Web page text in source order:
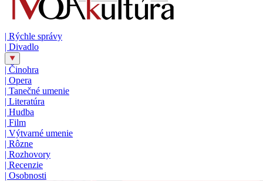
| Rýchle správy
| Divadlo
| Činohra
| Opera
| Tanečné umenie
| Literatúra
| Hudba
| Film
| Výtvarné umenie
| Rôzne
| Rozhovory
| Recenzie
| Osobnosti